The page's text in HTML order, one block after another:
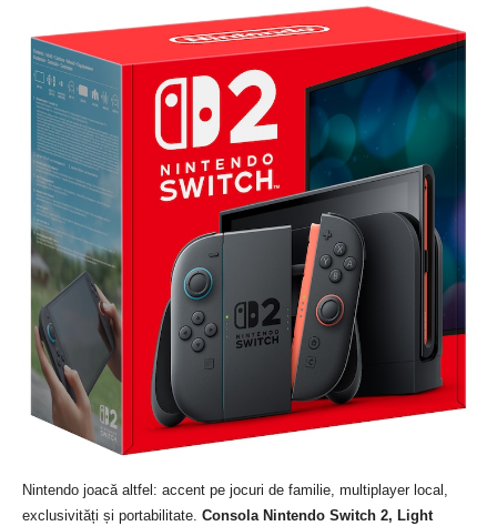
Nintendo joacă altfel: accent pe jocuri de familie, multiplayer local,
exclusivități și portabilitate. Consola Nintendo Switch 2, Light